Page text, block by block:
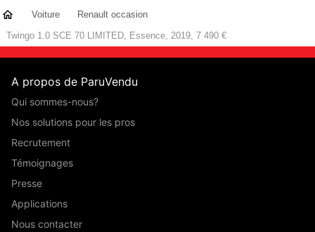
Voiture
Renault occasion
Twingo 1.0 SCE 70 LIMITED, Essence, 2019, 7 490 €
A propos de ParuVendu
Qui sommes-nous?
Nos solutions pour les pros
Recrutement
Témoignages
Presse
Applications
Nous contacter